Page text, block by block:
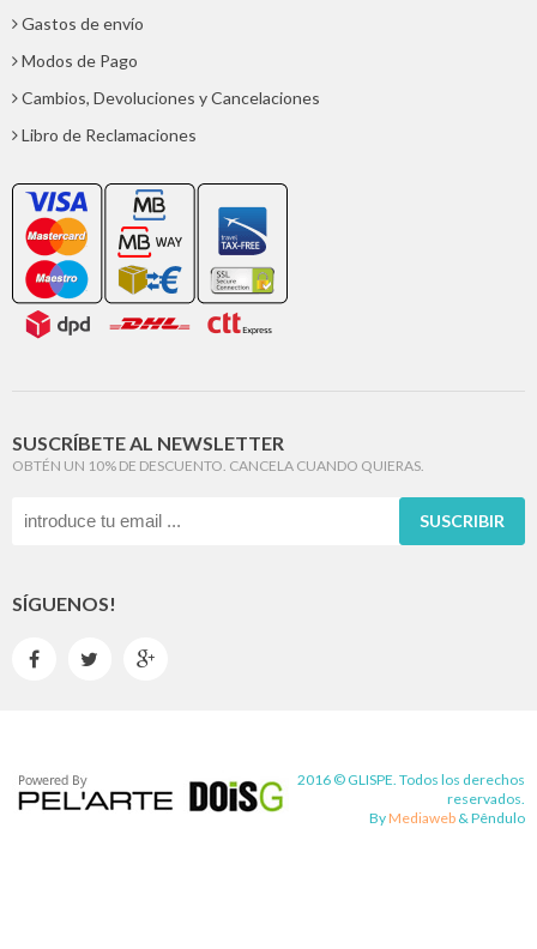
Gastos de envío
Modos de Pago
Cambios, Devoluciones y Cancelaciones
Libro de Reclamaciones
SUSCRÍBETE AL NEWSLETTER
OBTÉN UN 10% DE DESCUENTO. CANCELA CUANDO QUIERAS.
SUSCRIBIR
SÍGUENOS!
  
2016 © GLISPE. Todos los derechos
reservados.
By Mediaweb & Pêndulo